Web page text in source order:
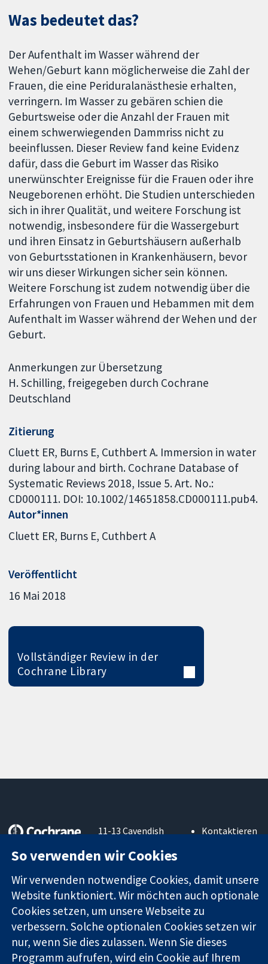
Was bedeutet das?
Der Aufenthalt im Wasser während der
Wehen/Geburt kann möglicherweise die Zahl der
Frauen, die eine Periduralanästhesie erhalten,
verringern. Im Wasser zu gebären schien die
Geburtsweise oder die Anzahl der Frauen mit
einem schwerwiegenden Dammriss nicht zu
beeinflussen. Dieser Review fand keine Evidenz
dafür, dass die Geburt im Wasser das Risiko
unerwünschter Ereignisse für die Frauen oder ihre
Neugeborenen erhöht. Die Studien unterschieden
sich in ihrer Qualität, und weitere Forschung ist
notwendig, insbesondere für die Wassergeburt
und ihren Einsatz in Geburtshäusern außerhalb
von Geburtsstationen in Krankenhäusern, bevor
wir uns dieser Wirkungen sicher sein können.
Weitere Forschung ist zudem notwendig über die
Erfahrungen von Frauen und Hebammen mit dem
Aufenthalt im Wasser während der Wehen und der
Geburt.
Anmerkungen zur Übersetzung
H. Schilling, freigegeben durch Cochrane
Deutschland
Zitierung
Cluett ER, Burns E, Cuthbert A. Immersion in water
during labour and birth. Cochrane Database of
Systematic Reviews 2018, Issue 5. Art. No.:
CD000111. DOI: 10.1002/14651858.CD000111.pub4.
Autor*innen
Cluett ER Burns E Cuthbert A
Veröffentlicht
16 Mai 2018
Vollständiger Review in der
Cochrane Library
Zuverlässige
Informierte
Entscheidungen
Bessere
Gesundheit
11-13 Cavendish
London
Vereinigtes
Königreich
Kontaktieren
Über uns
Cochrane
Library
So verwenden wir Cookies
Wir verwenden notwendige Cookies, damit unsere
Website funktioniert. Wir möchten auch optionale
Cookies setzen, um unsere Webseite zu
verbessern. Solche optionalen Cookies setzen wir
nur, wenn Sie dies zulassen. Wenn Sie dieses
Programm aufrufen, wird ein Cookie auf Ihrem